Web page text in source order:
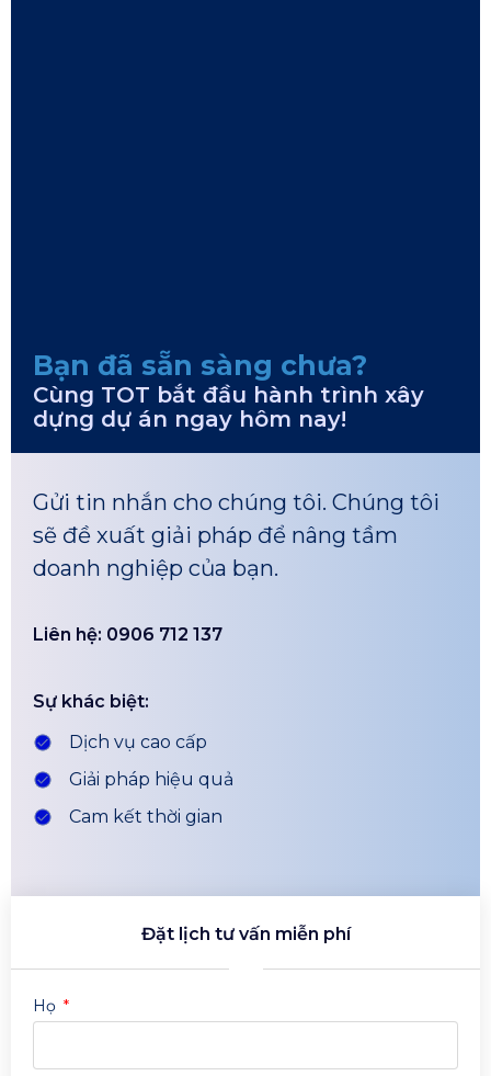
Bạn đã sẵn sàng chưa?
Cùng TOT bắt đầu hành trình xây
dựng dự án ngay hôm nay!
Gửi tin nhắn cho chúng tôi. Chúng tôi
sẽ đề xuất giải pháp để nâng tầm
doanh nghiệp của bạn.
Liên hệ: 0906 712 137
Sự khác biệt:
Dịch vụ cao cấp
Giải pháp hiệu quả
Cam kết thời gian
Đặt lịch tư vấn miễn phí
Họ